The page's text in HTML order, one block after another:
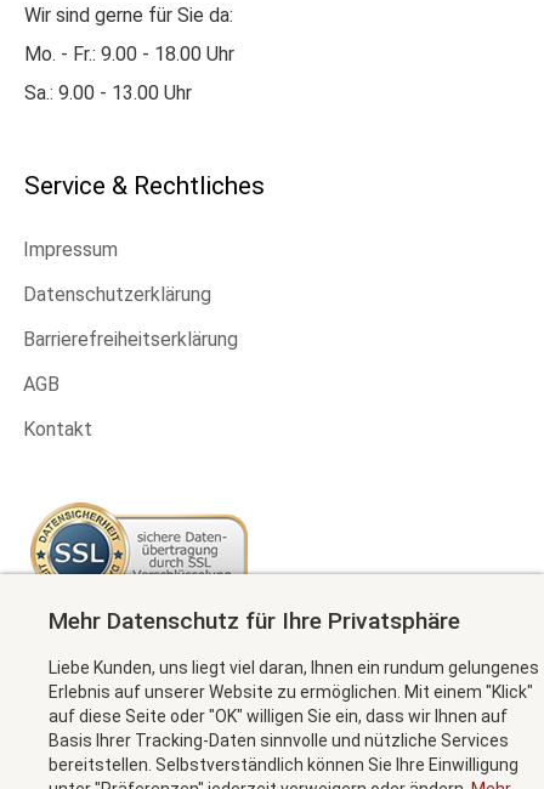
Wir sind gerne für Sie da:
Mo. - Fr.: 9.00 - 18.00 Uhr
Sa.: 9.00 - 13.00 Uhr
Service & Rechtliches
Impressum
Datenschutzerklärung
Barrierefreiheitserklärung
AGB
Kontakt
Newsletter abonnieren
MEHR INFORMATION
Mehr Datenschutz für Ihre Privatsphäre
Liebe Kunden, uns liegt viel daran, Ihnen ein rundum gelungenes
Erlebnis auf unserer Website zu ermöglichen. Mit einem "Klick"
auf diese Seite oder "OK" willigen Sie ein, dass wir Ihnen auf
Basis Ihrer Tracking-Daten sinnvolle und nützliche Services
bereitstellen. Selbstverständlich können Sie Ihre Einwilligung